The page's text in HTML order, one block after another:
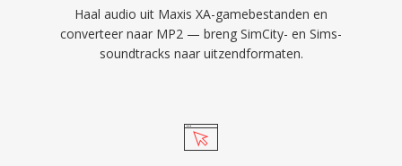
transmissiefouten die essentieel is voor
ethersignalen, minimale coderingsvertraging
Haal audio uit Maxis XA-gamebestanden en
converteer naar MP2 — breng SimCity- en Sims-
soundtracks naar uitzendformaten.